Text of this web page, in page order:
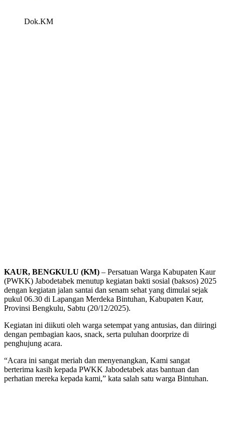
Dok.KM
KAUR, BENGKULU (KM) – Persatuan Warga Kabupaten Kaur
(PWKK) Jabodetabek menutup kegiatan bakti sosial (baksos) 2025
dengan kegiatan jalan santai dan senam sehat yang dimulai sejak
pukul 06.30 di Lapangan Merdeka Bintuhan, Kabupaten Kaur,
Provinsi Bengkulu, Sabtu (20/12/2025).
Kegiatan ini diikuti oleh warga setempat yang antusias, dan diiringi
dengan pembagian kaos, snack, serta puluhan doorprize di
penghujung acara.
“Acara ini sangat meriah dan menyenangkan, Kami sangat
berterima kasih kepada PWKK Jabodetabek atas bantuan dan
perhatian mereka kepada kami,” kata salah satu warga Bintuhan.